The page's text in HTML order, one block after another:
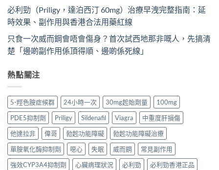
必利勁（Priligy，達泊西汀 60mg）治療早洩完整指南：延
時效果、副作用與香港合法用藥紅線
只食一次威而鋼會唔會傷身？首次試西地那非嘅人，先搞清
楚「邊啲副作用係頂得順、邊啲係死線」
熱點關注
5-羥色胺症候群 24小時一次 30mg起始劑量
100mg
PDE5抑制劑
Priligy Sildenafil Viagra
中重度肝損傷
他達拉非
偉哥 勃起功能障礙
勃起功能障礙治療
單胺氧化酶抑制劑
噁心 失眠 威而鋼
常見副作用
強效CYP3A4抑制劑
心臟病理狀況 必利勁
必利勁香港正品